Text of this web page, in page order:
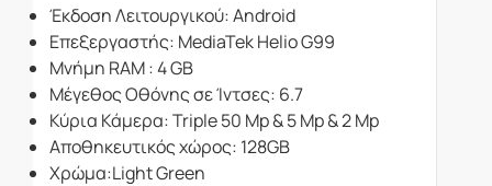
Έκδοση Λειτουργικού: Android
Επεξεργαστής: MediaTek Helio G99
Μνήμη RAM : 4 GB
Μέγεθος Οθόνης σε Ίντσες: 6.7
Κύρια Κάμερα: Triple 50 Mp & 5 Mp & 2 Mp
Αποθηκευτικός χώρος: 128GB
Χρώμα:Light Green